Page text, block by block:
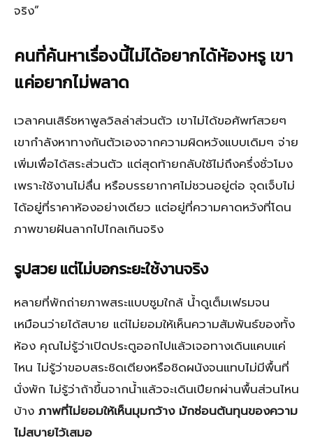
จริง”
คนที่ค้นหาเรื่องนี้ไม่ได้อยากได้ห้องหรู เขา
แค่อยากไม่พลาด
เวลาคนเสิร์ชหาพูลวิลล่าส่วนตัว เขาไม่ได้ขอศัพท์สวยๆ
เขากำลังหาทางกันตัวเองจากความผิดหวังแบบเดิมๆ จ่าย
เพิ่มเพื่อได้สระส่วนตัว แต่สุดท้ายกลับใช้ไม่ถึงครึ่งชั่วโมง
เพราะใช้งานไม่ลื่น หรือบรรยากาศไม่ชวนอยู่ต่อ จุดเจ็บไม่
ได้อยู่ที่ราคาห้องอย่างเดียว แต่อยู่ที่ความคาดหวังที่โดน
ภาพขายฝันลากไปไกลเกินจริง
รูปสวย แต่ไม่บอกระยะใช้งานจริง
หลายที่พักถ่ายภาพสระแบบซูมใกล้ น้ำดูเต็มเฟรมจน
เหมือนว่ายได้สบาย แต่ไม่ยอมให้เห็นความสัมพันธ์ของทั้ง
ห้อง คุณไม่รู้ว่าเปิดประตูออกไปแล้วเจอทางเดินแคบแค่
ไหน ไม่รู้ว่าขอบสระชิดเตียงหรือชิดผนังจนแทบไม่มีพื้นที่
นั่งพัก ไม่รู้ว่าถ้าขึ้นจากน้ำแล้วจะเดินเปียกผ่านพื้นส่วนไหน
บ้าง ภาพที่ไม่ยอมให้เห็นมุมกว้าง มักซ่อนต้นทุนของความ
ไม่สบายไว้เสมอ